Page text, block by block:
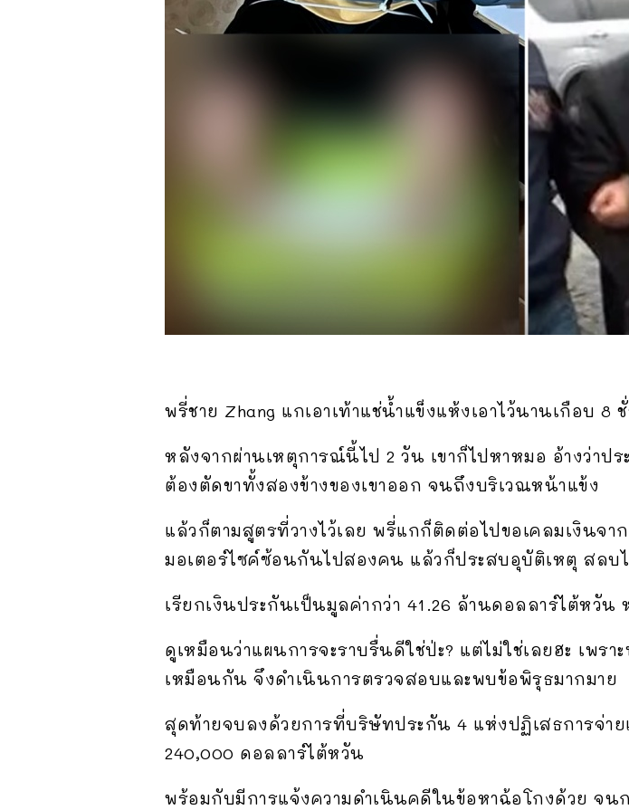
พรี่ชาย Zhang แกเอาเท้าแช่น้ำแข็งแห้งเอาไว้นานเกือบ
หลังจากผ่านเหตุการณ์นี้ไป 2 วัน เขาก็ไปหาหมอ อ้างว่า
ต้องตัดขาทั้งสองข้างของเขาออก จนถึงบริเวณหน้าแข้ง
แล้วก็ตามสูตรที่วางไว้เลย พรี่แกก็ติดต่อไปขอเคลมเงินจ
มอเตอร์ไซค์ซ้อนกันไปสองคน แล้วก็ประสบอุบัติเหตุ สล
เรียกเงินประกันเป็นมูลค่ากว่า 41.26 ล้านดอลลาร์ไต้หวัน
ดูเหมือนว่าแผนการจะราบรื่นดีใช่ป่ะ? แต่ไม่ใช่เลยฮะ เพร
เหมือนกัน จึงดำเนินการตรวจสอบและพบข้อพิรุธมากมาย
สุดท้ายจบลงด้วยการที่บริษัทประกัน 4 แห่งปฏิเสธการจ่าย
240,000 ดอลลาร์ไต้หวัน
พร้อมกับมีการแจ้งความดำเนินคดีในข้อหาฉ้อโกงด้วย จน